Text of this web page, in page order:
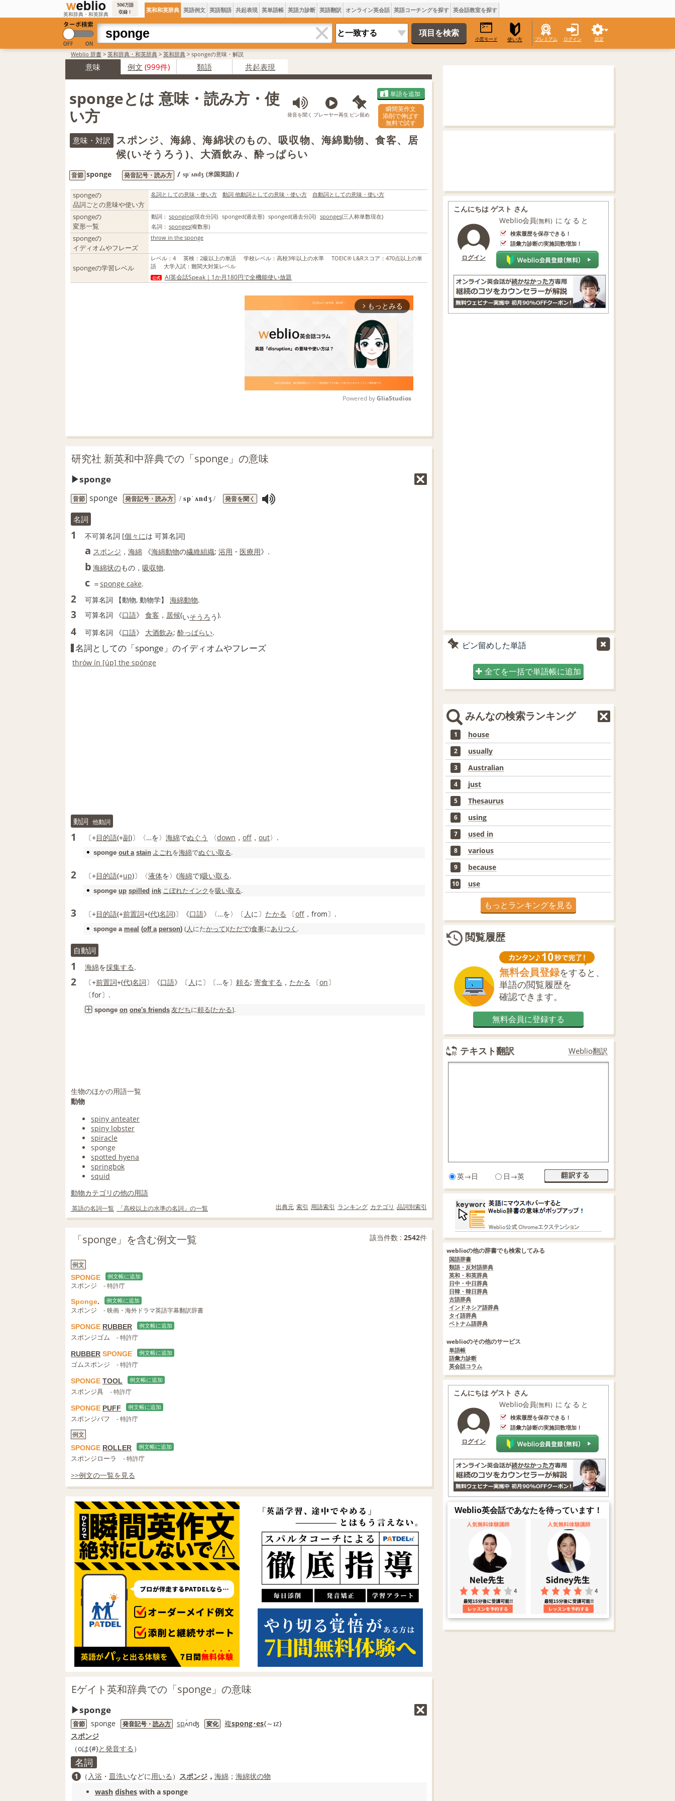
英和辞典・和英辞典
506万語
収録！
英和和英辞典 英語例文 英語類語 共起表現 英単語帳 英語力診断 英語翻訳 オンライン英会話 英語コーチングを探す 英会話教室を探す
小窓モード 使い方 プレミアム ログイン 設定
Weblio 辞書 > 英和辞典・和英辞典 > 英和辞典 > spongeの意味・解説
意味 例文 (999件) 類語 共起表現
spongeとは 意味・読み方・使
い方
発音を聞く プレーヤー再生 ピン留め
単語を追加
瞬間英作文
添削で伸ばす
無料で試す
意味・対訳
スポンジ、海綿、海綿状のもの、吸収物、海綿動物、食客、居
候(いそうろう)、大酒飲み、酔っぱらい
音節 sponge 発音記号・読み方 / spˈʌndʒ (米国英語) /
spongeの
品詞ごとの意味や使い方
名詞としての意味・使い方 動詞 他動詞としての意味・使い方 自動詞としての意味・使い方
spongeの
変形一覧
動詞： sponging(現在分詞) sponged(過去形) sponged(過去分詞) sponges(三人称単数現在)
名詞： sponges(複数形)
spongeの
イディオムやフレーズ
throw in the sponge
spongeの学習レベル
レベル ： 4 英検 ： 2級以上の単語 学校レベル ： 高校3年以上の水準 TOEIC® L&Rスコア ： 470点以上の単
語
大学入試 ： 難関大対策レベル
公式 AI英会話Speak｜1か月180円で全機能使い放題
arrow_forward_ios もっとみる
Powered by GliaStudios
研究社 新英和中辞典での「sponge」の意味
sponge
音節 sponge 発音記号・読み方 / spˈʌndʒ / 発音を聞く
名詞
1 不可算名詞 [個々には 可算名詞]
a スポンジ ， 海綿 《海綿動物の繊維組織; 浴用 ・ 医療用》.
b 海綿状のもの， 吸収物.
c ＝sponge cake.
2 可算名詞 【動物, 動物学】 海綿動物.
3 可算名詞 《口語》 食客 ， 居候(いそうろ う).
4 可算名詞 《口語》 大酒飲み; 酔っぱらい.
名詞としての「sponge」のイディオムやフレーズ
thrów ín [úp] the spónge
動詞 他動詞
1 〔+目的語(+副)〕〈…を〉 海綿でぬぐう 〈down ， off ， out〉.
sponge out a stain よごれを海綿でぬぐい取る.
2 〔+目的語(+up)〕〈液体を〉(海綿で)吸い取る.
sponge up spilled ink こぼれたインクを吸い取る.
3 〔+目的語(+前置詞+(代)名詞)〕《口語》〈…を〉〔 人に〕 たかる 〔off ，from〕.
sponge a meal (off a person) (人にたかって)(ただで)食事にありつく .
自動詞
1 海綿を採集する.
2 〔+前置詞+(代)名詞〕《口語》〔 人に〕〔…を〕 頼る; 寄食する ， たかる 〔on〕
〔for〕.
sponge on one's friends 友だちに頼る[たかる].
生物のほかの用語一覧
動物
spiny anteater
spiny lobster
spiracle
sponge
spotted hyena
springbok
squid
動物カテゴリの他の用語
英語の名詞一覧 「高校以上の水準の名詞」の一覧 出典元 索引 用語索引 ランキング カテゴリ 品詞別索引
「sponge」を含む例文一覧 該当件数 : 2542件
例文
SPONGE 例文帳に追加
スポンジ - 特許庁
Sponge. 例文帳に追加
スポンジ - 映画・海外ドラマ英語字幕翻訳辞書
SPONGE RUBBER 例文帳に追加
スポンジゴム - 特許庁
RUBBER SPONGE 例文帳に追加
ゴムスポンジ - 特許庁
SPONGE TOOL 例文帳に追加
スポンジ具 - 特許庁
SPONGE PUFF 例文帳に追加
スポンジバフ
- 特許庁
例文
SPONGE ROLLER 例文帳に追加
スポンジローラ - 特許庁
>>例文の一覧を見る
Eゲイト英和辞典での「sponge」の意味
sponge
音節 sponge 発音記号・ 読み方 spʌ́nʤ 変化 複spong･es{～ɪz}
スポンジ
（oは{#}と発音する ）
名詞
1 （ 入浴 ・ 皿洗いなどに 用いる ） スポンジ ， 海綿 ； 海綿状の物
wash dishes with a sponge
こんにちは ゲスト さん
ログイン
Weblio会員(無料) になると
検索履歴を保存できる！
語彙力診断の実施回数増加！
ピン留めした単語
全てを一括で単語帳に追加
みんなの検索ランキング
1 house
2 usually
3 Australian
4 just
5 Thesaurus
6 using
7 used in
8 various
9 because
10 use
もっとランキングを見る
閲覧履歴
無料会員登録をすると、
単語の閲覧履歴を
確認できます。
無料会員に登録する
テキスト翻訳 Weblio翻訳
英→日 日→英
weblioの他の辞書でも検索してみる
国語辞書
類語・反対語辞典
英和・和英辞典
日中・中日辞典
日韓・韓日辞典
古語辞典
インドネシア語辞典
タイ語辞典
ベトナム語辞典
weblioのその他のサービス
単語帳
語彙力診断
英会話コラム
こんにちは ゲスト さん
ログイン
Weblio会員(無料) になると
検索履歴を保存できる！
語彙力診断の実施回数増加！
Weblio英会話であなたを待っています！